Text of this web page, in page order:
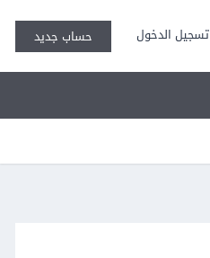
تسجيل الدخول حساب جديد